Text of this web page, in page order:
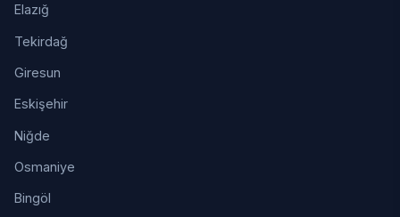
Elazığ
Tekirdağ
Giresun
Eskişehir
Niğde
Osmaniye
Bingöl